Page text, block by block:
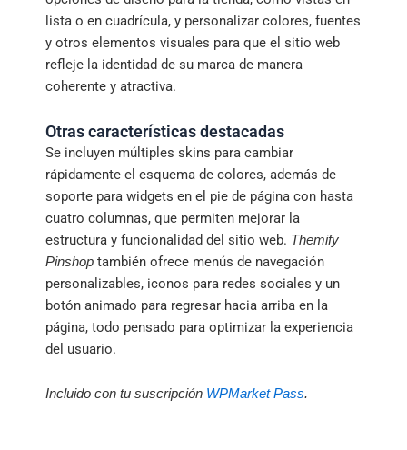
lista o en cuadrícula, y personalizar colores, fuentes
y otros elementos visuales para que el sitio web
refleje la identidad de su marca de manera
coherente y atractiva.
Otras características destacadas
Se incluyen múltiples skins para cambiar
rápidamente el esquema de colores, además de
soporte para widgets en el pie de página con hasta
cuatro columnas, que permiten mejorar la
estructura y funcionalidad del sitio web. Themify
Pinshop también ofrece menús de navegación
personalizables, iconos para redes sociales y un
botón animado para regresar hacia arriba en la
página, todo pensado para optimizar la experiencia
del usuario.
Incluido con tu suscripción WPMarket Pass.